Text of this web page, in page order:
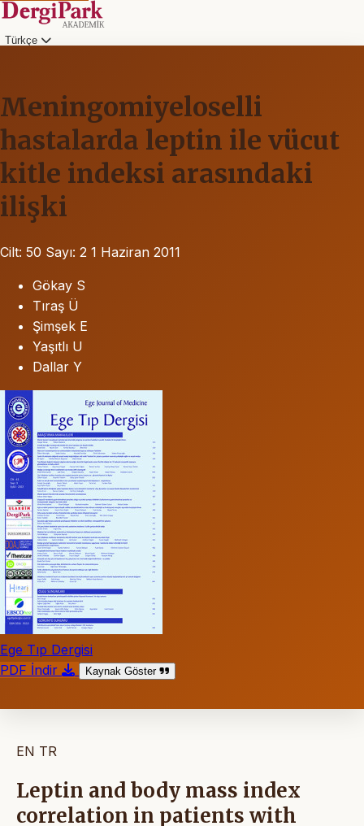
Türkçe
Meningomiyeloselli
hastalarda leptin ile vücut
kitle indeksi arasındaki
ilişki
Cilt: 50 Sayı: 2 1 Haziran 2011
Gökay S
Tıraş Ü
Şimşek E
Yaşıtlı U
Dallar Y
Ege Tıp Dergisi
PDF İndir
Kaynak Göster
EN TR
Leptin and body mass index
correlation in patients with